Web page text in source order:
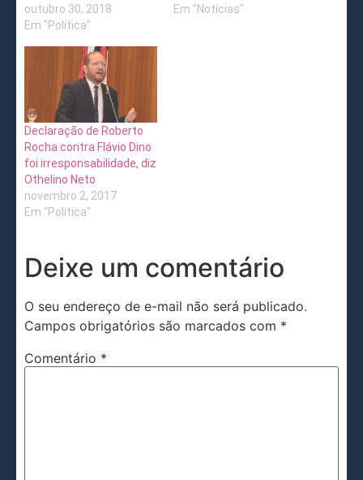
outubro 30, 2018
Em "Política"
Em "Notícias"
Declaração de Roberto
Rocha contra Flávio Dino
foi irresponsabilidade, diz
Othelino Neto
novembro 2, 2017
Em "Política"
Deixe um comentário
O seu endereço de e-mail não será publicado.
Campos obrigatórios são marcados com *
Comentário *